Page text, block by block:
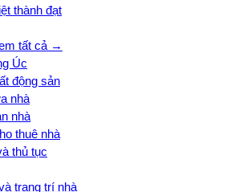
thành đạt
tất cả →
Úc
động sản
nhà
nhà
thuê nhà
thủ tục
trang trí nhà